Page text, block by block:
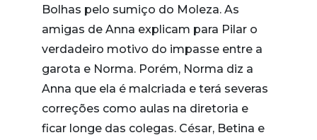
Bolhas pelo sumiço do Moleza. As
amigas de Anna explicam para Pilar o
verdadeiro motivo do impasse entre a
garota e Norma. Porém, Norma diz a
Anna que ela é malcriada e terá severas
correções como aulas na diretoria e
ficar longe das colegas. César, Betina e